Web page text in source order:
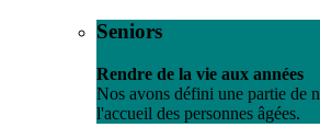
Seniors
Rendre de la vie aux années
Nos avons défini une partie de
l'accueil des personnes âgées.